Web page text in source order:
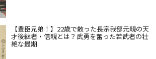
【豊臣兄弟！】22歳で散った長宗我部元親の天
才後継者・信親とは？武勇を奮った若武者の壮
絶な最期